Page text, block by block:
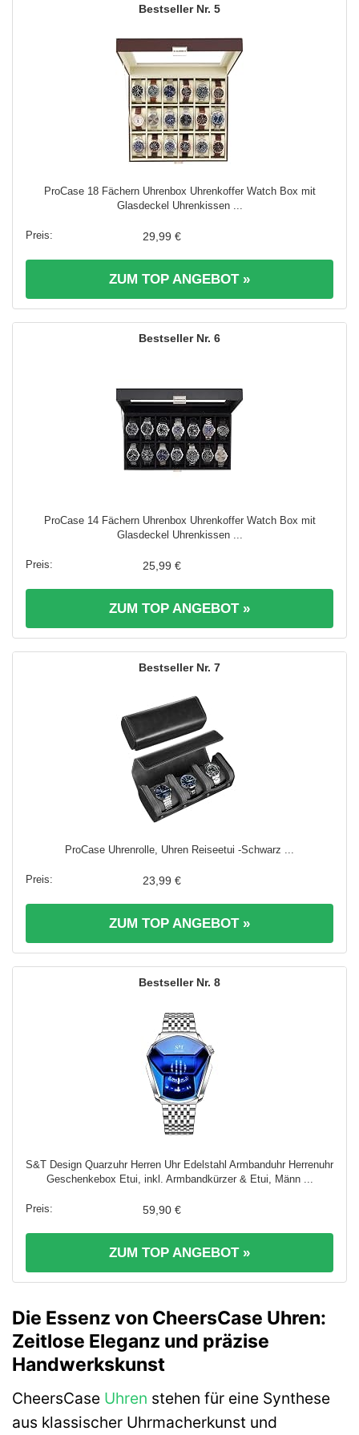
5
ProCase 18 Fächern Uhrenbox Uhrenkoffer Watch Box mit
Glasdeckel Uhrenkissen ...
29,99 €
ZUM TOP ANGEBOT »
6
ProCase 14 Fächern Uhrenbox Uhrenkoffer Watch Box mit
Glasdeckel Uhrenkissen ...
25,99 €
ZUM TOP ANGEBOT »
7
ProCase Uhrenrolle, Uhren Reiseetui -Schwarz ...
23,99 €
ZUM TOP ANGEBOT »
8
S&T Design Quarzuhr Herren Uhr Edelstahl Armbanduhr Herrenuhr
Geschenkebox Etui, inkl. Armbandkürzer & Etui, Männ ...
59,90 €
ZUM TOP ANGEBOT »
Die Essenz von CheersCase Uhren:
Zeitlose Eleganz und präzise
Handwerkskunst
CheersCase Uhren stehen für eine Synthese
aus klassischer Uhrmacherkunst und